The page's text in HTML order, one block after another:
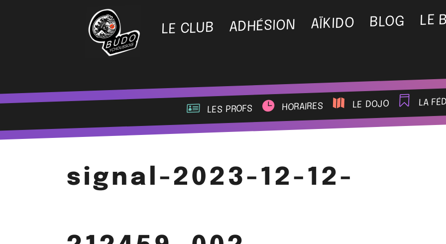
LE CLUB ADHÉSION AÏKIDO BLOG LE
les profs horaires le dojo la
signal-2023-12-12-